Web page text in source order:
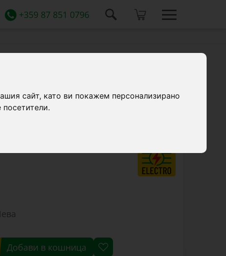
сайт, като ви покажем персонализирано
+359 87 851 0796
DL 250, със захранване 9-12 V,
Добави в кошница